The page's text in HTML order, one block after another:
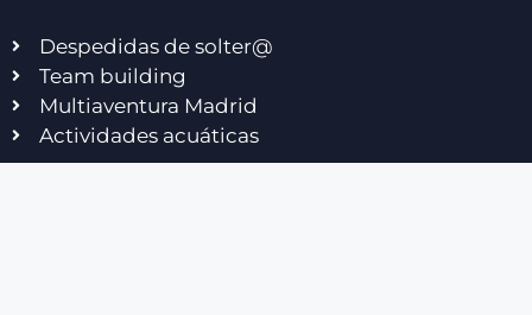
Despedidas de solter@
Team building
Multiaventura Madrid
Actividades acuáticas